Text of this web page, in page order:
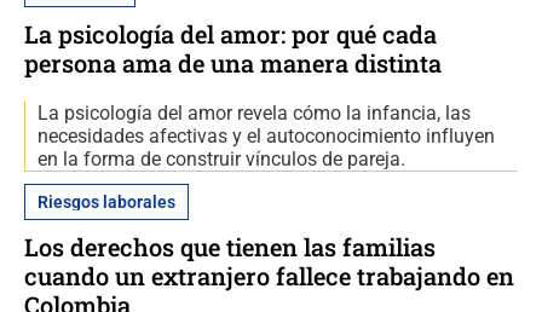
La psicología del amor: por qué cada
persona ama de una manera distinta
La psicología del amor revela cómo la infancia, las
necesidades afectivas y el autoconocimiento influyen
en la forma de construir vínculos de pareja.
Riesgos laborales
Los derechos que tienen las familias
cuando un extranjero fallece trabajando en
Colombia